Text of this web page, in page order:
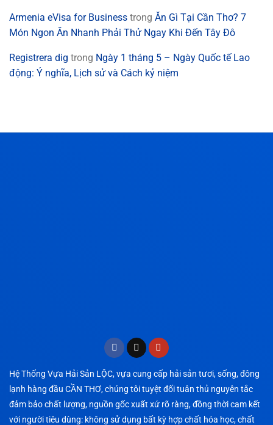
Armenia eVisa for Business trong Ăn Gì Tại Cần Thơ? 7
Món Ngon Ăn Nhanh Phải Thử Ngay Khi Đến Tây Đô
Registrera dig trong Ngày 1 tháng 5 – Ngày Quốc tế Lao
động: Ý nghĩa, Lịch sử và Cách kỷ niệm
Hệ Thống Vựa Hải Sản LỘC, vựa cung cấp hải sản tươi, sống, đông
lạnh hàng đầu CẦN THƠ, chúng tôi tuyệt đối tuân thủ nguyên tắc
đảm bảo chất lượng, nguồn gốc xuất xứ rõ ràng, đồng thời cam kết
với người tiêu dùng: không sử dụng bất kỳ hợp chất hóa học, chất